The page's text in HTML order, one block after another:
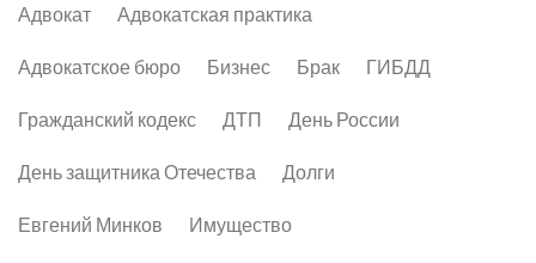
Адвокат Адвокатская практика
Адвокатское бюро Бизнес Брак ГИБДД
Гражданский кодекс ДТП День России
День защитника Отечества Долги
Евгений Минков Имущество